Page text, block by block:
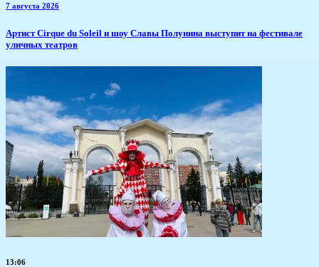
7 августа 2026
Артист Cirque du Soleil и шоу Славы Полунина выступит на фестивале
уличных театров
13:06